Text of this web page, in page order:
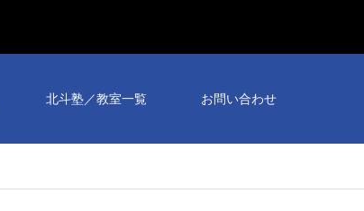
北斗塾／教室一覧 お問い合わせ